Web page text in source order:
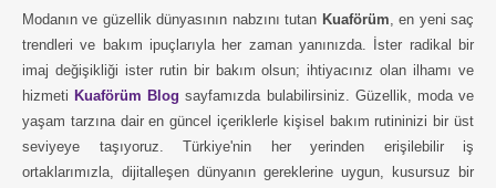
Modanın ve güzellik dünyasının nabzını tutan Kuaförüm, en yeni saç
trendleri ve bakım ipuçlarıyla her zaman yanınızda. İster radikal bir
imaj değişikliği ister rutin bir bakım olsun; ihtiyacınız olan ilhamı ve
hizmeti Kuaförüm Blog sayfamızda bulabilirsiniz. Güzellik, moda ve
yaşam tarzına dair en güncel içeriklerle kişisel bakım rutininizi bir üst
seviyeye taşıyoruz. Türkiye'nin her yerinden erişilebilir iş
ortaklarımızla, dijitalleşen dünyanın gereklerine uygun, kusursuz bir